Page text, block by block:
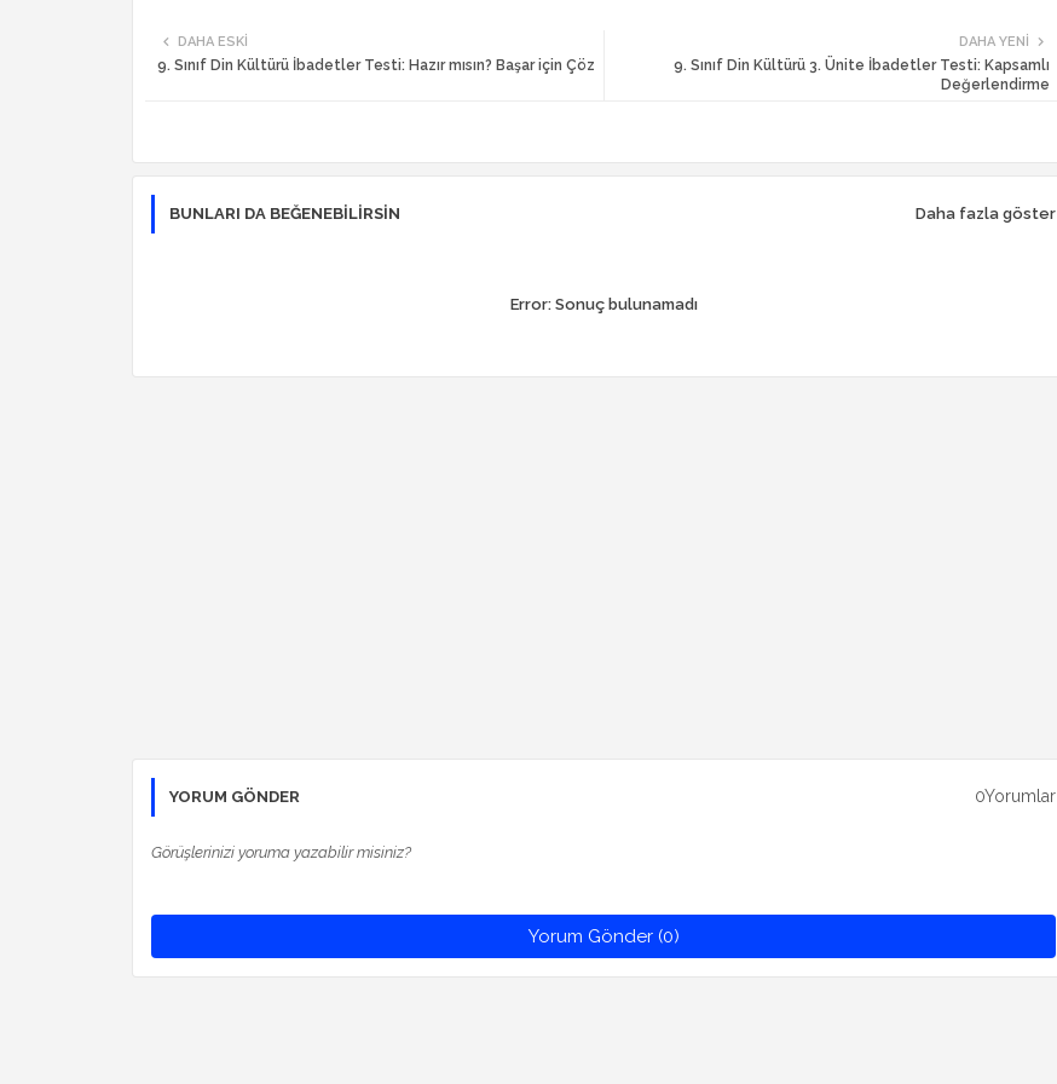
DAHA YENI
9. Sınıf Din Kültürü 3. Ünite İbadetler Testi: Kapsamlı
Değerlendirme
DAHA ESKI
9. Sınıf Din Kültürü İbadetler Testi: Hazır mısın? Başar için Çöz
BUNLARI DA BEĞENEBILIRSIN Daha fazla göster
Error:Sonuç bulunamadı
YORUM GÖNDER 0Yorumlar
Görüşlerinizi yoruma yazabilir misiniz?
Yorum Gönder (0)